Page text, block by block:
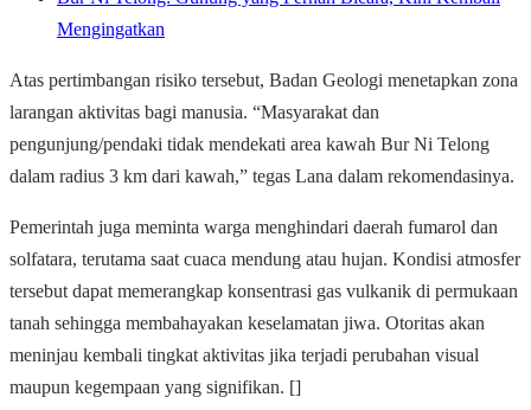
Mengingatkan
Atas pertimbangan risiko tersebut, Badan Geologi menetapkan zona
larangan aktivitas bagi manusia. “Masyarakat dan
pengunjung/pendaki tidak mendekati area kawah Bur Ni Telong
dalam radius 3 km dari kawah,” tegas Lana dalam rekomendasinya.
Pemerintah juga meminta warga menghindari daerah fumarol dan
solfatara, terutama saat cuaca mendung atau hujan. Kondisi atmosfer
tersebut dapat memerangkap konsentrasi gas vulkanik di permukaan
tanah sehingga membahayakan keselamatan jiwa. Otoritas akan
meninjau kembali tingkat aktivitas jika terjadi perubahan visual
maupun kegempaan yang signifikan. []